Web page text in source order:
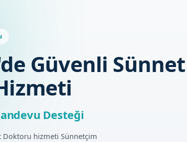
Güvenli Sünnet
Desteği
Doktoru hizmeti Sünnetçim